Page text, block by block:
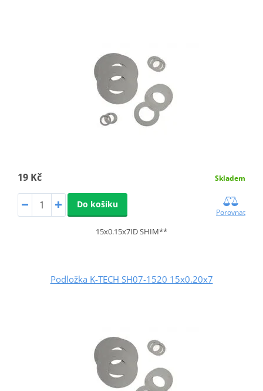
19 Kč Skladem
Do košíku
Porovnat
15x0.15x7ID SHIM**
Podložka K-TECH SH07-1520 15x0.20x7